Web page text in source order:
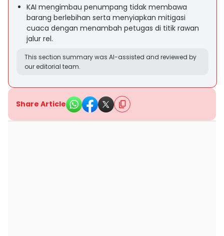
KAI mengimbau penumpang tidak membawa
barang berlebihan serta menyiapkan mitigasi
cuaca dengan menambah petugas di titik rawan
jalur rel.
This section summary was AI-assisted and reviewed by
our editorial team.
Share Article